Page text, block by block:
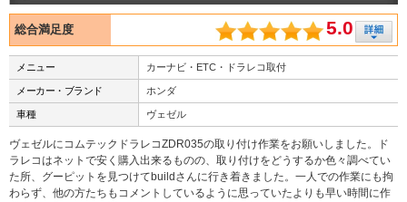
総合満足度 5.0
メニュー カーナビ・ETC・ドラレコ取付
メーカー・ブランド ホンダ
車種 ヴェゼル
ヴェゼルにコムテックドラレコZDR035の取り付け作業をお願いしました。ド
ラレコはネットで安く購入出来るものの、取り付けをどうするか色々調べてい
た所、グーピットを見つけてbuildさんに行き着きました。一人での作業にも拘
わらず、他の方たちもコメントしているように思っていたよりも早い時間に作